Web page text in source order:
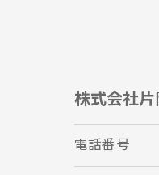
株式会社
電話番号